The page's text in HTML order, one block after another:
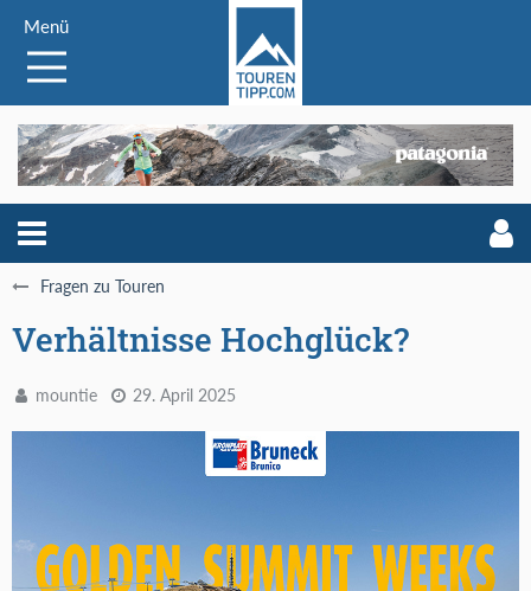
Menü
Fragen zu Touren
Verhältnisse Hochglück?
mountie 29. April 2025